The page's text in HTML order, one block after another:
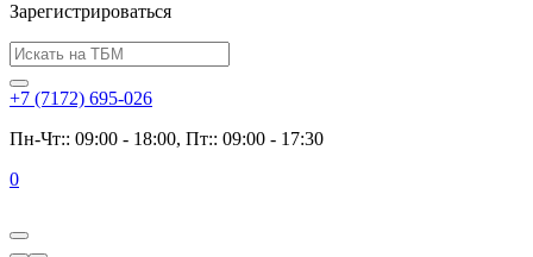
Зарегистрироваться
+7 (7172) 695-026
Пн-Чт:: 09:00 - 18:00, Пт:: 09:00 - 17:30
0